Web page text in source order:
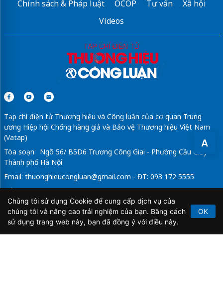
A
Chính sách & Pháp luật
OCOP Tư vấn
Xã hội
Videos
Tạp chí điện tử Thương hiệu và Công luận của cơ quan Trung
ương Hiệp hội Chống hàng giả và Bảo vệ Thương hiệu Việt Nam
(Vatap)
Tòa soạn: Ngõ 56/ B5D6 Trương Công Giai - Phường Cầu Giấy -
Thành phố Hà Nội
Email: thuonghieucongluan@gmail.com - ĐT: 093 172 5555
Tổng Biên Tập: Vũ Đức Thuận
Giấy phép hoạt động báo chí điện tử số 64/GP-BTTTT do Bộ
Thông tin và Truyền thông cấp ngày 21/2/2020.
Chúng tôi sử dụng Cookie để cung cấp dịch vụ của
chúng tôi và nâng cao trải nghiệm của bạn. Bằng cách
sử dụng trang web này, bạn đã đồng ý với điều này.
OK